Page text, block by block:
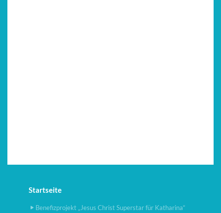
Startseite
Benefizprojekt „Jesus Christ Superstar für Katharina“